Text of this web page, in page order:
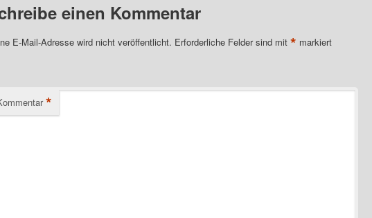
einen Kommentar
E-Mail-Adresse wird nicht veröffentlicht. Erforderliche Felder sind mit* markiert
*